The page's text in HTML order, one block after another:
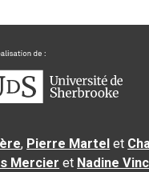
, Pierre Martel et
Mercier et Nadine